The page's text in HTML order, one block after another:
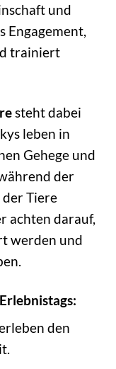
und
Engagement,
trainiert
steht dabei
leben in
Gehege und
der
Tiere
achten darauf,
werden und
den